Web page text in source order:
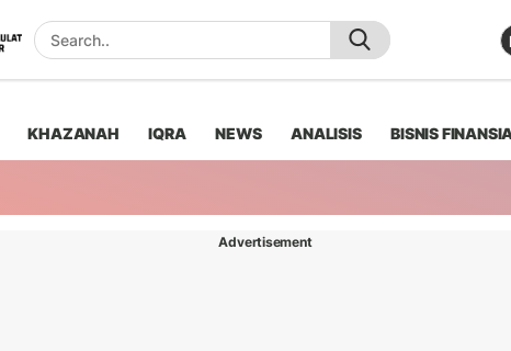
KHAZANAH IQRA NEWS ANALISIS BISNIS
Advertisement